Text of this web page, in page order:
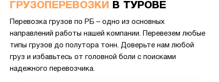
ГРУЗОПЕРЕВОЗКИ
В ТУРОВЕ
Перевозка грузов по РБ – одно из основных
направлений работы нашей компании. Перевезем любые
типы грузов до полутора тонн. Доверьте нам любой
груз и избавьтесь от головной боли с поисками
надежного перевозчика.